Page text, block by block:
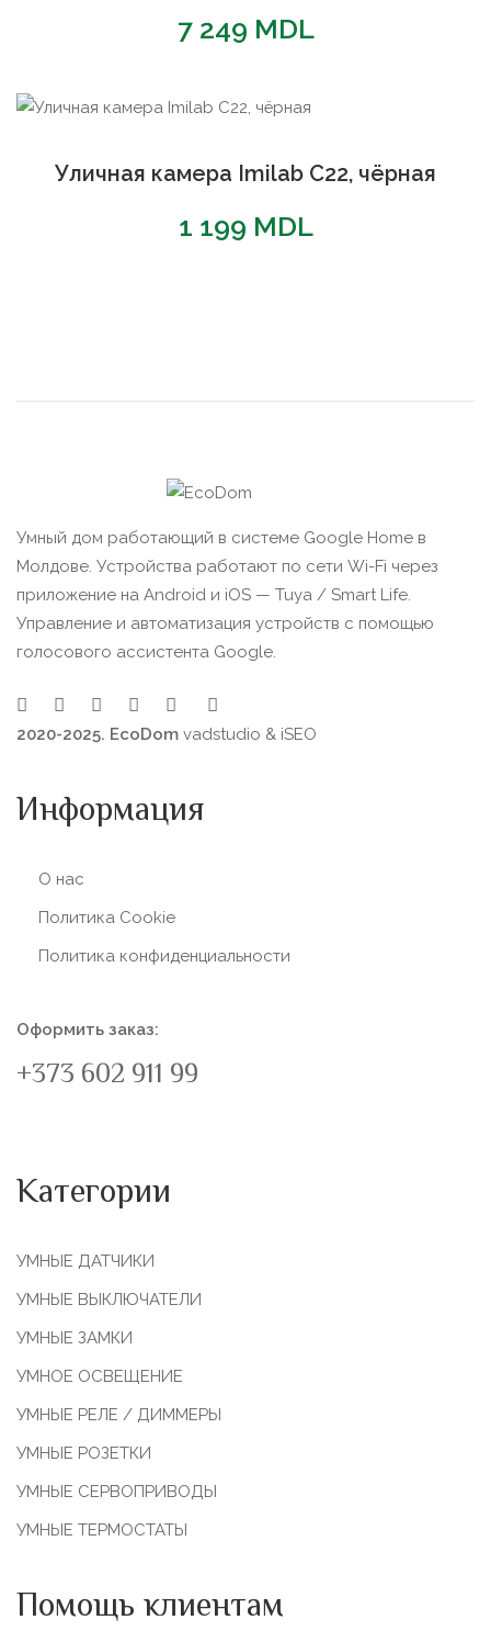
7 249 MDL
Уличная камера Imilab C22, чёрная
1 199 MDL
Умный дом работающий в системе Google Home в
Молдове. Устройства работают по сети Wi-Fi через
приложение на Android и iOS — Tuya / Smart Life.
Управление и автоматизация устройств с помощью
голосового ассистента Google.
2020-2025. EcoDom vadstudio & iSEO
Информация
О нас
Политика Сookie
Политика конфиденциальности
Оформить заказ:
+373 602 911 99
Категории
УМНЫЕ ДАТЧИКИ
УМНЫЕ ВЫКЛЮЧАТЕЛИ
УМНЫЕ ЗАМКИ
УМНОЕ ОСВЕЩЕНИЕ
УМНЫЕ РЕЛЕ / ДИММЕРЫ
УМНЫЕ РОЗЕТКИ
УМНЫЕ СЕРВОПРИВОДЫ
УМНЫЕ ТЕРМОСТАТЫ
Помощь клиентам